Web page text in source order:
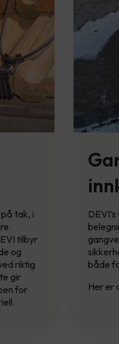
tak, i
tilbyr
og
riktig
gir
for
både
Her er